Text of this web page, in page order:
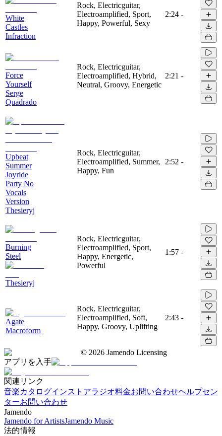
White
Castles
Infraction
Rock, Electricguitar,
Electroamplified, Sport,
Happy, Powerful, Sexy
2:24 -
Force
Yourself
Serge
Quadrado
Rock, Electricguitar,
Electroamplified, Hybrid,
Neutral, Groovy, Energetic
2:21 -
Upbeat
Summer
Joyride
Party No
Vocals
Version
Thesieryj
Rock, Electricguitar,
Electroamplified, Summer,
Happy, Fun
2:52 -
Burning
Steel
Thesieryj
Rock, Electricguitar,
Electroamplified, Sport,
Happy, Energetic,
Powerful
1:57 -
Agate
Macroform
Rock, Electricguitar,
Electroamplified, Soft,
Happy, Groovy, Uplifting
2:43 -
© 2026 Jamendo Licensing
アプリを入手
関連リンク
音楽カタログインストアラジオ料金お問い合わせヘルプセン
ターお問い合わせ
Jamendo
Jamendo for ArtistsJamendo Music
法的情報